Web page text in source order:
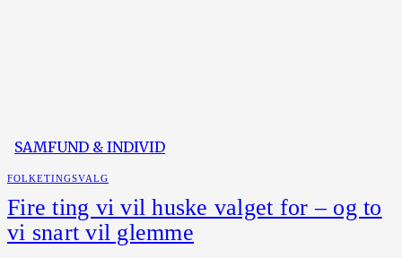
SAMFUND & INDIVID
FOLKETINGSVALG
Fire ting vi vil huske valget for – og to
vi snart vil glemme